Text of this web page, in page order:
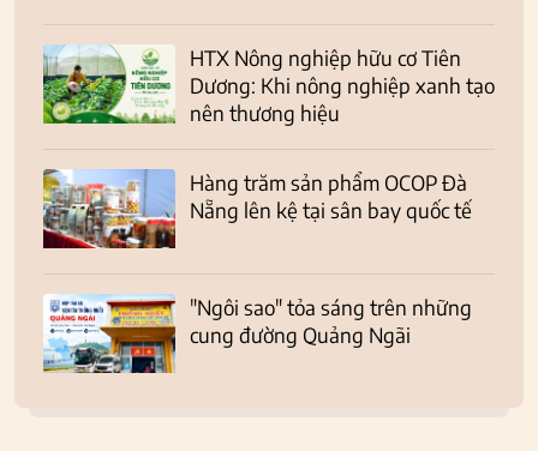
HTX Nông nghiệp hữu cơ Tiên
Dương: Khi nông nghiệp xanh tạo
nên thương hiệu
Hàng trăm sản phẩm OCOP Đà
Nẵng lên kệ tại sân bay quốc tế
"Ngôi sao" tỏa sáng trên những
cung đường Quảng Ngãi